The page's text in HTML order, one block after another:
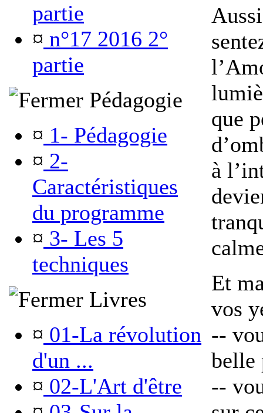
partie
¤ n°17 2016 2°
partie
Pédagogie
¤ 1- Pédagogie
¤ 2-
Caractéristiques
du programme
¤ 3- Les 5
techniques
Livres
¤ 01-La révolution
d'un ...
¤ 02-L'Art d'être
que
à
Et
vos
--
belle
--